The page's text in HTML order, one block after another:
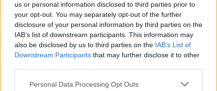
us or personal information disclosed to third parties prior to
your opt-out. You may separately opt-out of the further
disclosure of your personal information by third parties on the
IAB’s list of downstream participants. This information may
also be disclosed by us to third parties on the IAB’s List of
Downstream Participants that may further disclose it to other
Please note that this website/app uses one or more Google
Personal Data Processing Opt Outs
"Mindössze húsz percre van szükség a
hangszer kezelésének elsajátításához" -
mondta el a Yamaha innovációs
hangtechnológiákra szakosodott kutatója,
Nisibori Ju, aki Ivai Tosio elektroakusztikus